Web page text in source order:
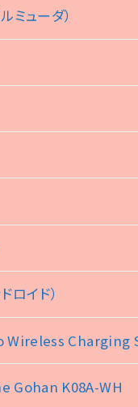
ミューダ）
ロイド）
Wireless Charging
Gohan K08A-WH